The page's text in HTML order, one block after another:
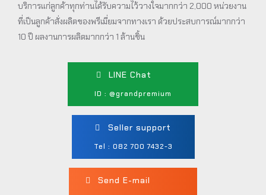
บริการแก่ลูกค้าทุกท่านได้รับความไว้วางใจมากกว่า 2,000 หน่วยงาน
ที่เป็นลูกค้าสั่งผลิตของพรีเมี่ยมจากทางเรา ด้วยประสบการณ์มากกว่า
10 ปี ผลงานการผลิตมากกว่า 1 ล้านชิ้น
LINE Chat
ID : @grandpremium
Seller support
Tel : 082 700 7432-3
Send E-mail